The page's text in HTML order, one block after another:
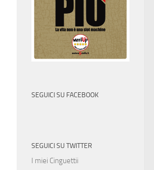
SEGUICI SU FACEBOOK
SEGUICI SU TWITTER
I miei Cinguettii